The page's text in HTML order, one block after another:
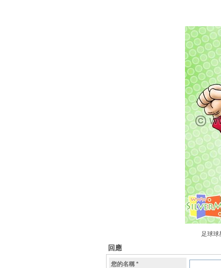
足球球
回應
您的名稱 *